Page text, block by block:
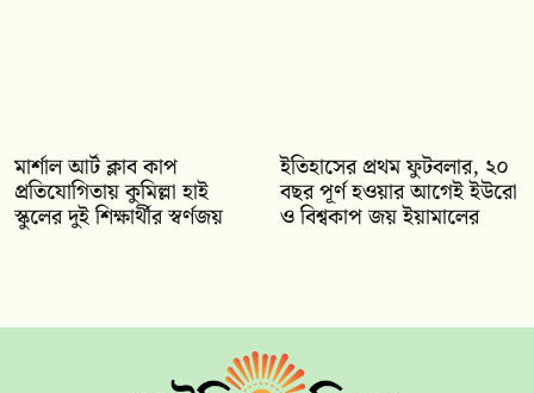
মার্শাল আর্ট ক্লাব কাপ
প্রতিযোগিতায় কুমিল্লা হাই
স্কুলের দুই শিক্ষার্থীর স্বর্ণজয়
ইতিহাসের প্রথম ফুটবলার, ২০
বছর পূর্ণ হওয়ার আগেই ইউরো
ও বিশ্বকাপ জয় ইয়ামালের